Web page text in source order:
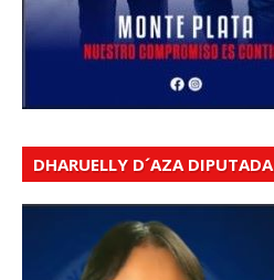
DHARUELLY D´AZA DIPUTADA